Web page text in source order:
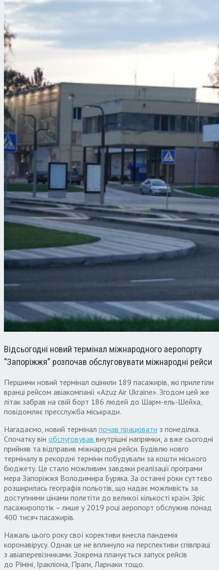
Відсьогодні новий термінал міжнародного аеропорту
“Запоріжжя” розпочав обслуговувати міжнародні рейси
Першими новий термінал оцінили 189 пасажирів, які прилетіли
вранці рейсом авіакомпанії «Azuz Air Ukraine». Згодом цей же
літак забрав на свій борт 186 людей до Шарм-ель-Шейха,
повідомляє пресслужба міськради.
Нагадаємо, новий термінал почав працювати з понеділка.
Спочатку він обслуговував внутрішні напрямки, а вже сьогодні
прийняв та відправив міжнародні рейси. Будівлю новго
терміналу в рекордні терміни побудували за кошти міського
бюджету. Це стало можливим завдяки реалізації програми
мера Запоріжжя Володимира Буряка. За останні роки суттєво
розширилась географія польотів, що надає можливість за
доступними цінами полетіти до великої кількості країн. Зріс
пасажиропотік – лише у 2019 році аеропорт обслужив понад
400 тисяч пасажирів.
Нажаль цього року свої корективи внесла пандемія
коронавірусу. Однак це не вплинуло на перспективи співпраці
з авіаперевізниками. Зокрема планується запуск рейсів
до Ріміні, Іракліона, Праги, Ларнаки тощо.